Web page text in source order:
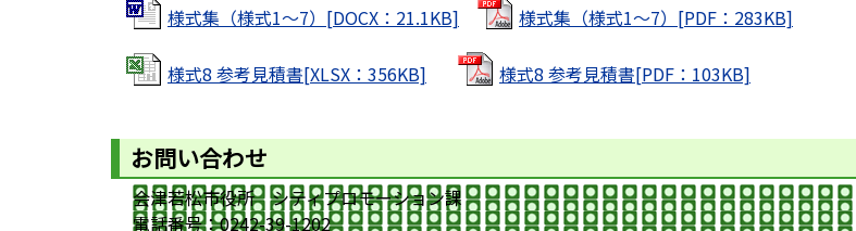
様式集（様式1～7）[DOCX：21.1KB] 様式集（様式1～7）[PDF：283KB]
様式8 参考見積書[XLSX：356KB] 様式8 参考見積書[PDF：103KB]
お問い合わせ
会津若松市役所 シティプロモーション課
電話番号：0242-39-1202